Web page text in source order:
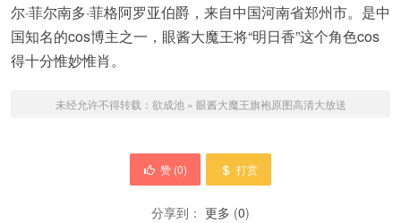
尔·菲尔南多·菲格阿罗亚伯爵，来自中国河南省郑州市。是中
国知名的cos博主之一，眼酱大魔王将“明日香”这个角色cos
得十分惟妙惟肖。
未经允许不得转载： 欲成池» 眼酱大魔王旗袍原图高清大放送
赞 (0) 打赏
分享到： 更多 (0)